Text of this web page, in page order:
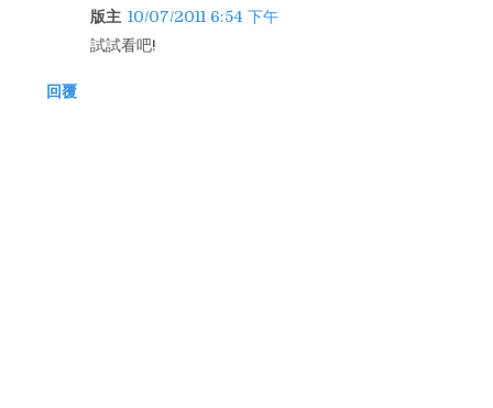
版主 10/07/2011 6:54 下午
試試看吧!
回覆